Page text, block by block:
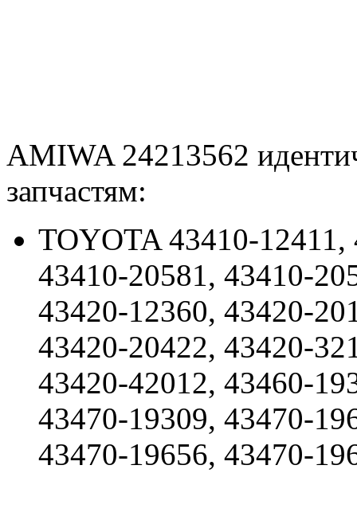
AMIWA 24213562
запчастям:
TOYOTA 43410-
43410-20581, 43410-
43420-12360, 43420-
43420-20422, 43420-
43420-42012, 43460-
43470-19309, 43470-
43470-19656, 43470-